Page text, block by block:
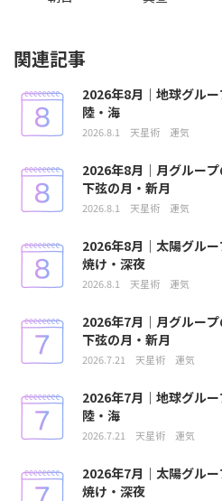
関連記事
2026年8月｜地球グル
陸・海
2026.8.1 天星術 運気
2026年8月｜月グルー
下弦の月・新月
2026.8.1 天星術 運気
2026年8月｜太陽グル
焼け・深夜
2026.8.1 天星術 運気
2026年7月｜月グルー
下弦の月・新月
2026.7.21 天星術 運気
2026年7月｜地球グル
陸・海
2026.7.21 天星術 運気
2026年7月｜太陽グル
焼け・深夜